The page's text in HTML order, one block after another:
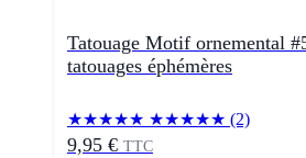
Tatouage Motif ornemental
tatouages éphémères
★★★★★ ★★★★★ (2)
9,95 € TTC